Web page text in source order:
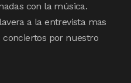
con la música.
a la entrevista mas
conciertos por nuestro